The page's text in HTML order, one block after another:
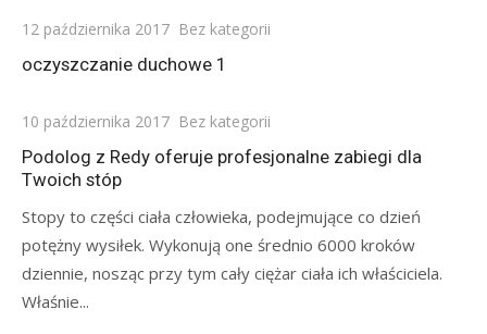
Posted
12 października 2017 Bez kategorii
oczyszczanie duchowe 1
Posted
on
10 października 2017 Bez kategorii
Podolog z Redy oferuje profesjonalne zabiegi dla
Twoich stóp
Stopy to części ciała człowieka, podejmujące co dzień
potężny wysiłek. Wykonują one średnio 6000 kroków
dziennie, nosząc przy tym cały ciężar ciała ich właściciela.
Właśnie...